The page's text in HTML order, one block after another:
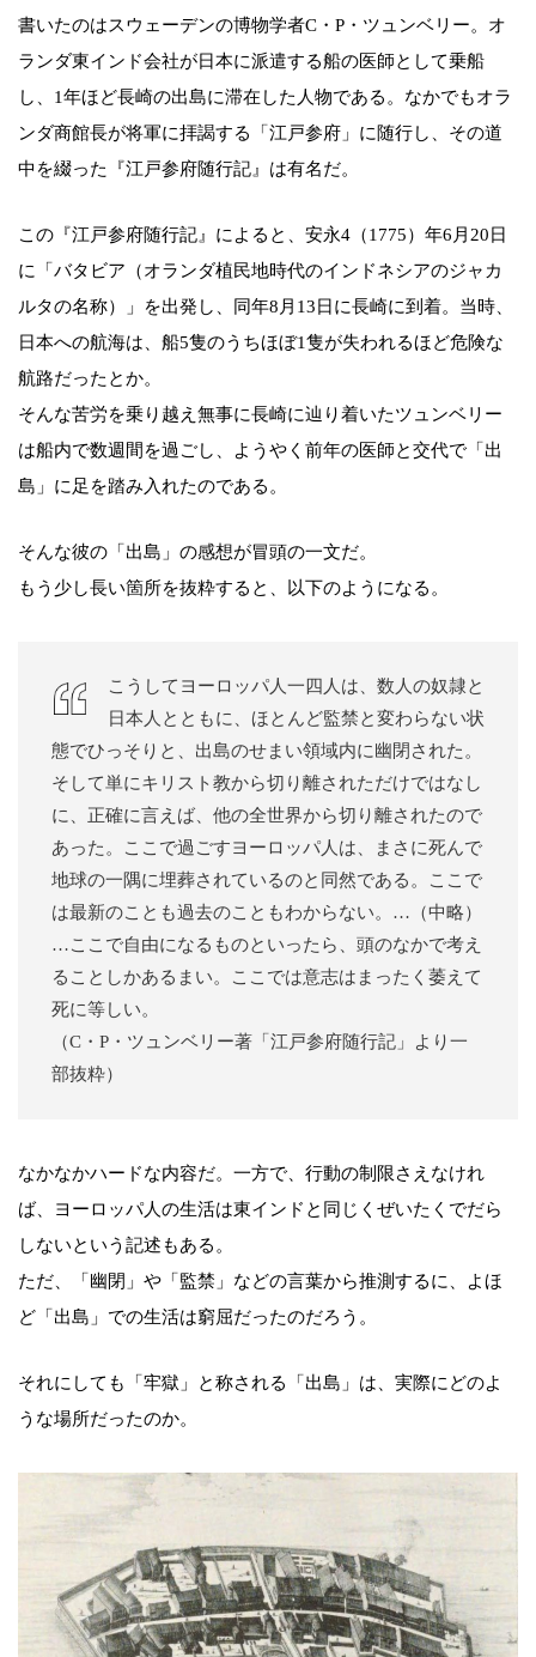
書いたのはスウェーデンの博物学者C・P・ツュンベリー。オ
ランダ東インド会社が日本に派遣する船の医師として乗船
し、1年ほど長崎の出島に滞在した人物である。なかでもオラ
ンダ商館長が将軍に拝謁する「江戸参府」に随行し、その道
中を綴った『江戸参府随行記』は有名だ。
この『江戸参府随行記』によると、安永4（1775）年6月20日
に「バタビア（オランダ植民地時代のインドネシアのジャカ
ルタの名称）」を出発し、同年8月13日に長崎に到着。当時、
日本への航海は、船5隻のうちほぼ1隻が失われるほど危険な
航路だったとか。
そんな苦労を乗り越え無事に長崎に辿り着いたツュンベリー
は船内で数週間を過ごし、ようやく前年の医師と交代で「出
島」に足を踏み入れたのである。
そんな彼の「出島」の感想が冒頭の一文だ。
もう少し長い箇所を抜粋すると、以下のようになる。
こうしてヨーロッパ人一四人は、数人の奴隷と
日本人とともに、ほとんど監禁と変わらない状
態でひっそりと、出島のせまい領域内に幽閉された。
そして単にキリスト教から切り離されただけではなし
に、正確に言えば、他の全世界から切り離されたので
あった。ここで過ごすヨーロッパ人は、まさに死んで
地球の一隅に埋葬されているのと同然である。ここで
は最新のことも過去のこともわからない。…（中略）
…ここで自由になるものといったら、頭のなかで考え
ることしかあるまい。ここでは意志はまったく萎えて
死に等しい。
（C・P・ツュンベリー著「江戸参府随行記」より一
部抜粋）
なかなかハードな内容だ。一方で、行動の制限さえなけれ
ば、ヨーロッパ人の生活は東インドと同じくぜいたくでだら
しないという記述もある。
ただ、「幽閉」や「監禁」などの言葉から推測するに、よほ
ど「出島」での生活は窮屈だったのだろう。
それにしても「牢獄」と称される「出島」は、実際にどのよ
うな場所だったのか。